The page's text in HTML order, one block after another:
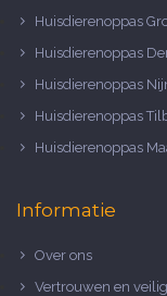
Huisdierenoppas
Huisdierenoppas
Huisdierenoppas
Huisdierenoppas
Huisdierenoppas
Informatie
Over ons
Vertrouwen en